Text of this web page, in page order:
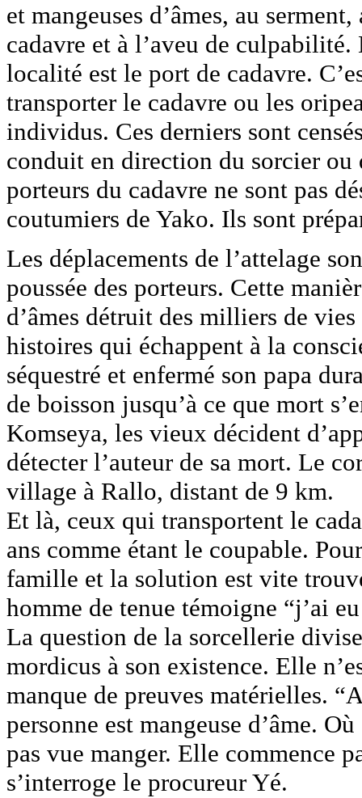
et mangeuses d’âmes, au
cadavre et à l’aveu de
localité est le port de cadavre.
transporter le cadavre ou les
individus. Ces derniers sont
conduit en direction du sorcier ou
porteurs du cadavre ne sont pas
coutumiers de Yako. Ils sont
Les déplacements de l’attelage
poussée des porteurs. Cette
d’âmes détruit des milliers de
histoires qui échappent à la
séquestré et enfermé son papa
de boisson jusqu’à ce que mort
Komseya, les vieux décident
détecter l’auteur de sa mort. Le
village à Rallo, distant de 9 km.
Et là, ceux qui transportent le
ans comme étant le coupable.
famille et la solution est vite
homme de tenue témoigne “j’ai
La question de la sorcellerie
mordicus à son existence. Elle
manque de preuves matérielles.
personne est mangeuse d’âme.
pas vue manger. Elle commence
s’interroge le procureur Yé.